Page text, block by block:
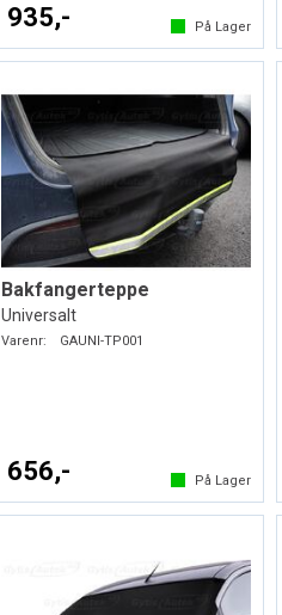
935,- På Lager
Bakfangerteppe
Universalt
Varenr: GAUNI-TP001
656,- På Lager